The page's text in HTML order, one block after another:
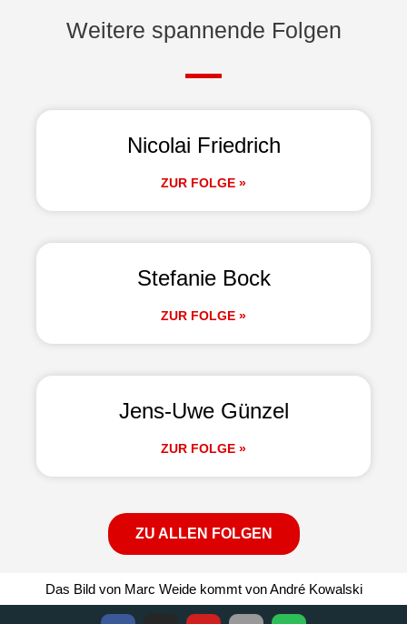
Weitere spannende Folgen
Nicolai Friedrich
ZUR FOLGE »
Stefanie Bock
ZUR FOLGE »
Jens-Uwe Günzel
ZUR FOLGE »
ZU ALLEN FOLGEN
Das Bild von Marc Weide kommt von André Kowalski